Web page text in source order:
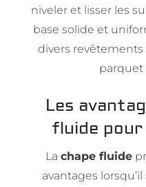
niveler et lisser les
base solide et
divers revêtements
parquet
Les
fluide
Lachape fluide
avantages